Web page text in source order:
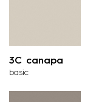
3C canapa
basic